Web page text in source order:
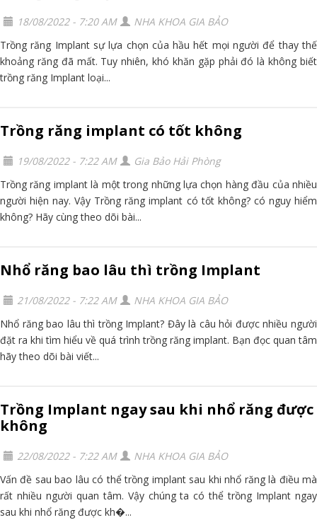
18/08/2022 - 7:20 AM
NHA KHOA GIA BẢO
Trồng răng Implant sự lựa chọn của hầu hết mọi người để thay thế
khoảng răng đã mất. Tuy nhiên, khó khăn gặp phải đó là không biết
trồng răng Implant loại...
Trồng răng implant có tốt không
19/08/2022 - 7:22 AM
Gia Bảo Hải Phòng
Trồng răng implant là một trong những lựa chọn hàng đầu của nhiều
người hiện nay. Vậy Trồng răng implant có tốt không? có nguy hiểm
không? Hãy cùng theo dõi bài...
Nhổ răng bao lâu thì trồng Implant
21/08/2022 - 7:22 AM
NHA KHOA GIA BẢO
Nhổ răng bao lâu thì trồng Implant? Đây là câu hỏi được nhiều người
đặt ra khi tìm hiểu về quá trình trồng răng implant. Bạn đọc quan tâm
hãy theo dõi bài viết...
Trồng Implant ngay sau khi nhổ răng được
không
22/08/2022 - 7:22 AM
NHA KHOA GIA BẢO
Vấn đề sau bao lâu có thể trồng implant sau khi nhổ răng là điều mà
rất nhiều người quan tâm. Vậy chúng ta có thể trồng Implant ngay
sau khi nhổ răng được kh�...